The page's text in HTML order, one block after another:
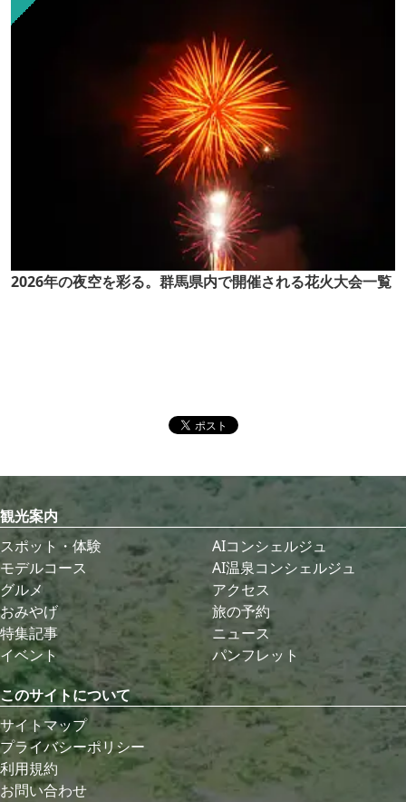
2026年の夜空を彩る。群馬県内で開催される花火大会一覧
観光案内
スポット・体験
モデルコース
グルメ
おみやげ
特集記事
イベント
AIコンシェルジュ
AI温泉コンシェルジュ
アクセス
旅の予約
ニュース
パンフレット
このサイトについて
サイトマップ
プライバシーポリシー
利用規約
お問い合わせ